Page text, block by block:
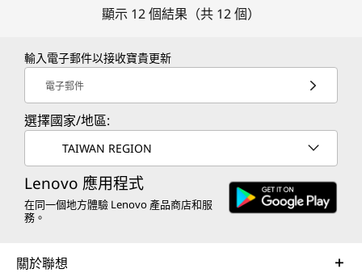
顯示 12 個結果（共 12 個）
輸入電子郵件以接收寶貴更新
電子郵件
選擇國家/地區:
TAIWAN REGION
Lenovo 應用程式
在同一個地方體驗 Lenovo 產品商店和服
務。
關於聯想